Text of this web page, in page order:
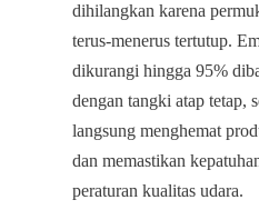
dihilangkan karena
terus-menerus tertutup.
dikurangi hingga 95%
dengan tangki atap tetap,
langsung menghemat
dan memastikan
peraturan kualitas udara.